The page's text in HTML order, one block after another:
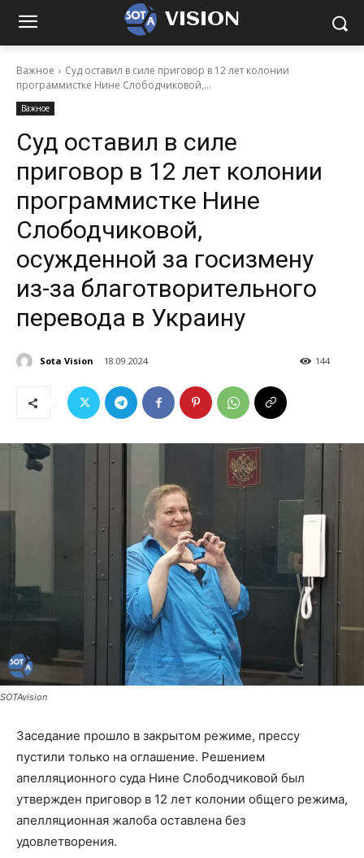
VISION
Важное
Суд оставил в силе приговор в 12 лет колонии
программистке Нине Слободчиковой,...
Важное
Суд оставил в силе
приговор в 12 лет колонии
программистке Нине
Слободчиковой,
осужденной за госизмену
из-за благотворительного
перевода в Украину
Sota Vision 18.09.2024 144
SOTAvision
Заседание прошло в закрытом режиме, прессу
пустили только на оглашение. Решением
апелляционного суда Нине Слободчиковой был
утвержден приговор в 12 лет колонии общего режима,
апелляционная жалоба оставлена без
удовлетворения.